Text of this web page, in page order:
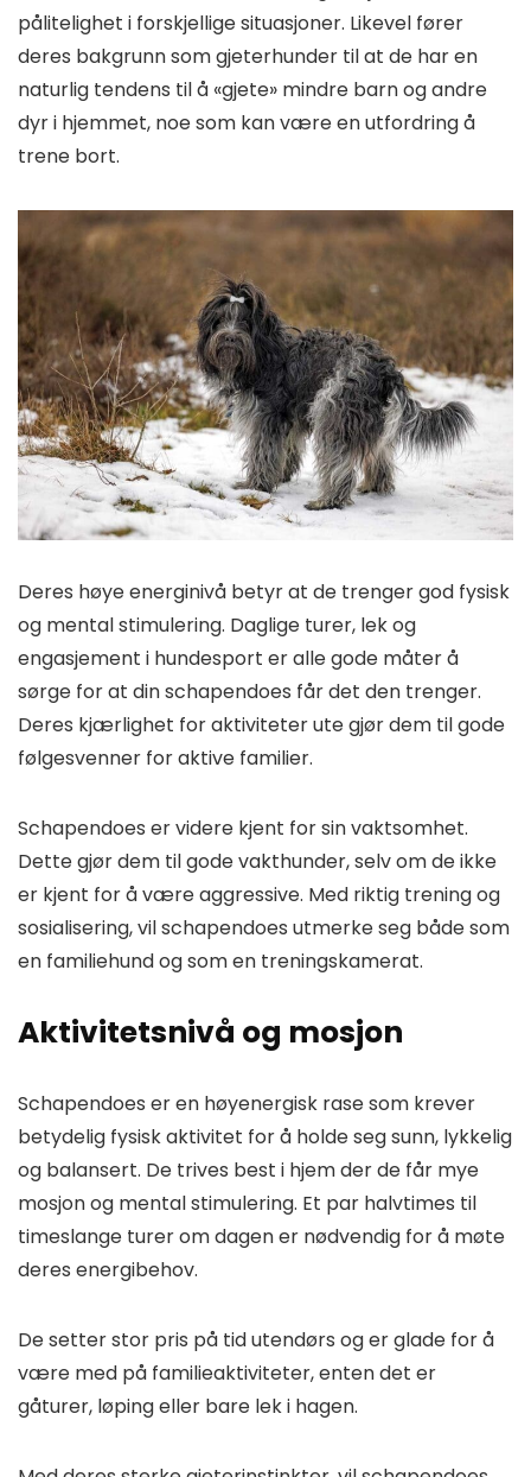
pålitelighet i forskjellige situasjoner. Likevel fører
deres bakgrunn som gjeterhunder til at de har en
naturlig tendens til å «gjete» mindre barn og andre
dyr i hjemmet, noe som kan være en utfordring å
trene bort.
Deres høye energinivå betyr at de trenger god fysisk
og mental stimulering. Daglige turer, lek og
engasjement i hundesport er alle gode måter å
sørge for at din schapendoes får det den trenger.
Deres kjærlighet for aktiviteter ute gjør dem til gode
følgesvenner for aktive familier.
Schapendoes er videre kjent for sin vaktsomhet.
Dette gjør dem til gode vakthunder, selv om de ikke
er kjent for å være aggressive. Med riktig trening og
sosialisering, vil schapendoes utmerke seg både som
en familiehund og som en treningskamerat.
Aktivitetsnivå og mosjon
Schapendoes er en høyenergisk rase som krever
betydelig fysisk aktivitet for å holde seg sunn, lykkelig
og balansert. De trives best i hjem der de får mye
mosjon og mental stimulering. Et par halvtimes til
timeslange turer om dagen er nødvendig for å møte
deres energibehov.
De setter stor pris på tid utendørs og er glade for å
være med på familieaktiviteter, enten det er
gåturer, løping eller bare lek i hagen.